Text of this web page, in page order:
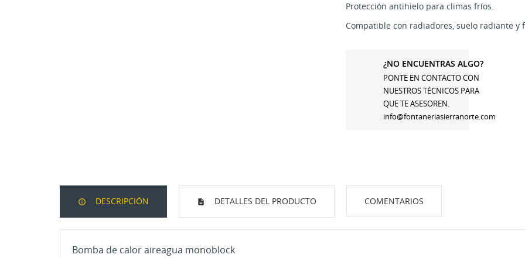
Protección antihielo para climas fríos.
Compatible con radiadores, suelo radiante y
¿NO ENCUENTRAS ALGO?
PONTE EN CONTACTO CON
NUESTROS TÉCNICOS PARA
QUE TE ASESOREN.
info@fontaneriasierranorte.com
DESCRIPCIÓN DETALLES DEL PRODUCTO COMENTARIOS
Bomba de calor aireagua monoblock